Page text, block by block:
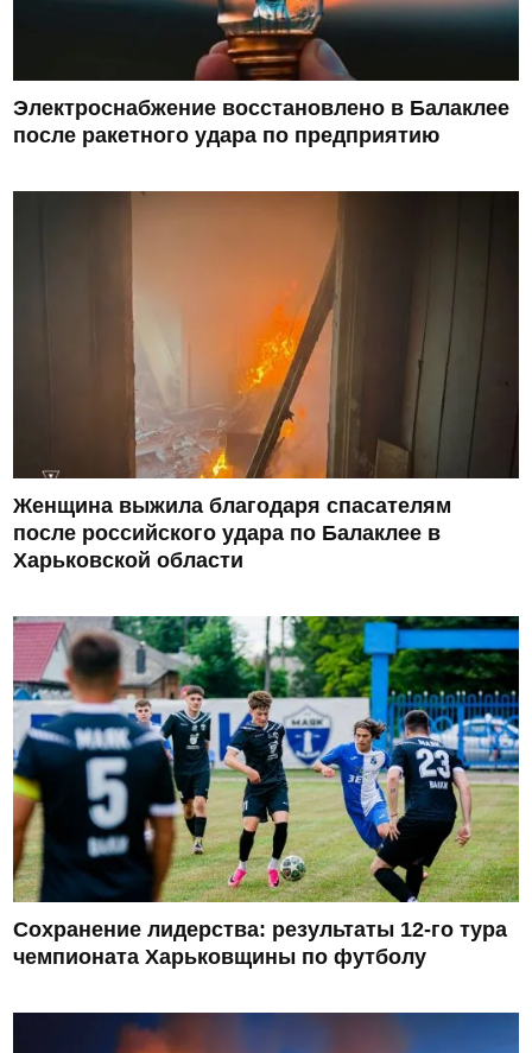
Электроснабжение восстановлено в Балаклее
после ракетного удара по предприятию
Женщина выжила благодаря спасателям
после российского удара по Балаклее в
Харьковской области
Сохранение лидерства: результаты 12-го тура
чемпионата Харьковщины по футболу